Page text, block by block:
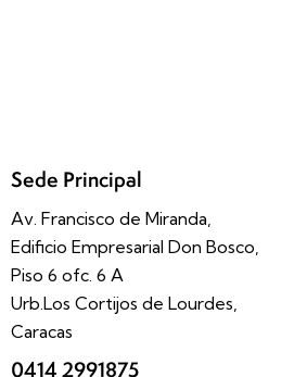
Sede Principal
Av. Francisco de Miranda,
Edificio Empresarial Don Bosco,
Piso 6 ofc. 6 A
Urb.Los Cortijos de Lourdes,
Caracas
0414 2991875